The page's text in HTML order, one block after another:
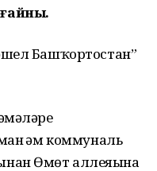
Башҡортостан”
һәм коммуналь
Өмөт аллеяһына